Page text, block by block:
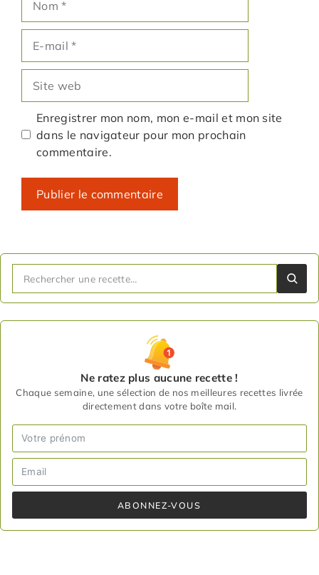
mail
web
Enregistrer mon nom, mon e-mail et mon site
dans le navigateur pour mon prochain
commentaire.
Ne ratez plus aucune recette !
Chaque semaine, une sélection de nos meilleures recettes livrée
directement dans votre boîte mail.
ABONNEZ-VOUS